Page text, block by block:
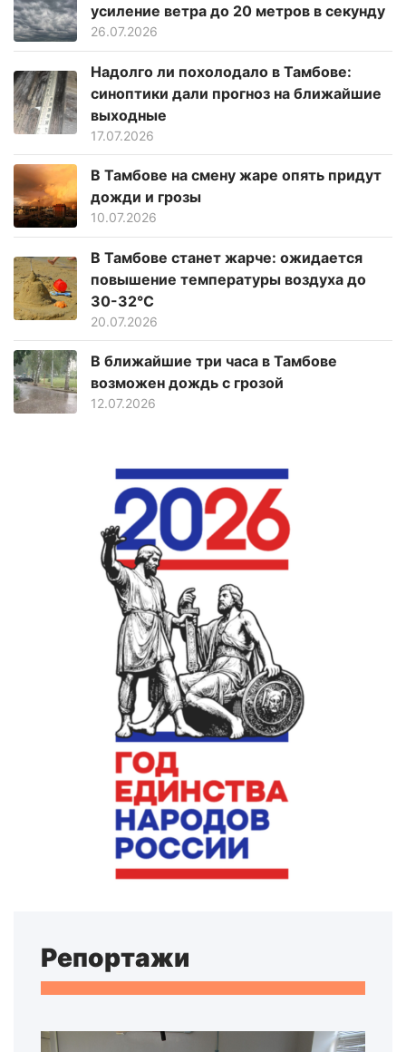
усиление ветра до 20 метров в секунду
26.07.2026
Надолго ли похолодало в Тамбове:
синоптики дали прогноз на ближайшие
выходные
17.07.2026
В Тамбове на смену жаре опять придут
дожди и грозы
10.07.2026
В Тамбове станет жарче: ожидается
повышение температуры воздуха до
30-32°C
20.07.2026
В ближайшие три часа в Тамбове
возможен дождь с грозой
12.07.2026
Репортажи